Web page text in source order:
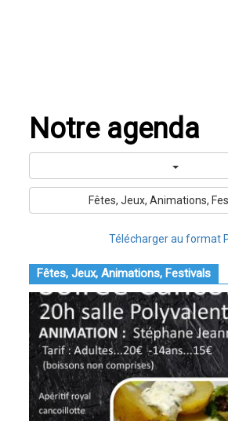
Notre agenda
Fêtes, Jeux, Animations,
Télécharger au format
Fêtes, Jeux, Animations, Festivals